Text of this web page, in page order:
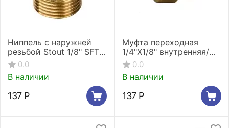
Ниппель с наружней
резьбой Stout 1/8" SFT-
0003-001818
0.0
В наличии
137 Р
Муфта переходная
1/4"X1/8" внутренняя/
наружная резьба Stout
SFT-0007-001418
0.0
В наличии
137 Р